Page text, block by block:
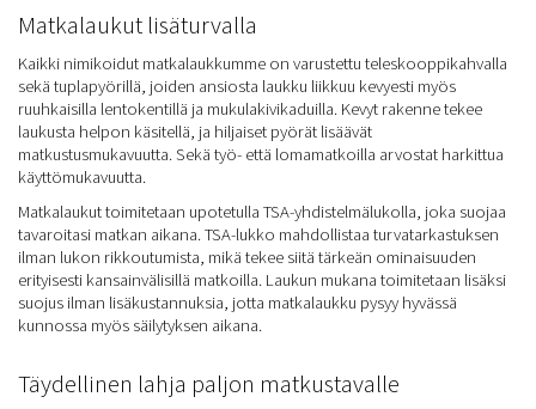
Matkalaukut lisäturvalla
Kaikki nimikoidut matkalaukkumme on varustettu teleskooppikahvalla
sekä tuplapyörillä, joiden ansiosta laukku liikkuu kevyesti myös
ruuhkaisilla lentokentillä ja mukulakivikaduilla. Kevyt rakenne tekee
laukusta helpon käsitellä, ja hiljaiset pyörät lisäävät
matkustusmukavuutta. Sekä työ- että lomamatkoilla arvostat harkittua
käyttömukavuutta.
Matkalaukut toimitetaan upotetulla TSA-yhdistelmälukolla, joka suojaa
tavaroitasi matkan aikana. TSA-lukko mahdollistaa turvatarkastuksen
ilman lukon rikkoutumista, mikä tekee siitä tärkeän ominaisuuden
erityisesti kansainvälisillä matkoilla. Laukun mukana toimitetaan lisäksi
suojus ilman lisäkustannuksia, jotta matkalaukku pysyy hyvässä
kunnossa myös säilytyksen aikana.
Täydellinen lahja paljon matkustavalle